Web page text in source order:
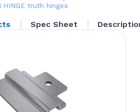
HINGE truth hinges
Spec Sheet